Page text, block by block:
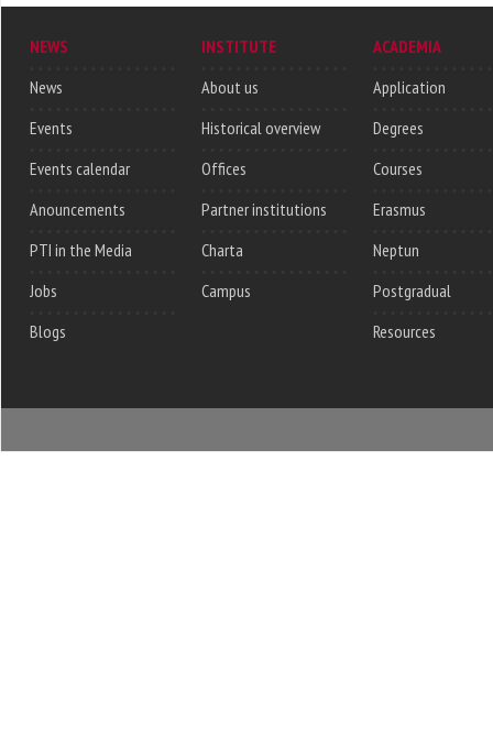
NEWS
News
Events
Events calendar
Anouncements
PTI in the Media
Jobs
Blogs
INSTITUTE
About us
Historical overview
Offices
Partner institutions
Charta
Campus
ACADEMIA
Application
Degrees
Courses
Erasmus
Neptun
Postgradual
Resources